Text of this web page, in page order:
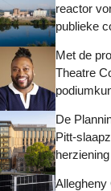
reactor
publieke
Met de
Theatre
De
Pitt-
Allegheny